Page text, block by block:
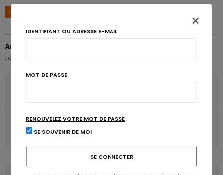
TAGS
Annabelle Boffa
Journaliste Karott' - Media Coordinator & Food writer
ARTICLE PRÉCÉDENT
ARTICLE SUIVANT
Les noix contre le cancer de la prostate
×
IDENTIFIANT OU ADRESSE E-MAIL
MOT DE PASSE
RENOUVELEZ VOTRE MOT DE PASSE
SE SOUVENIR DE MOI